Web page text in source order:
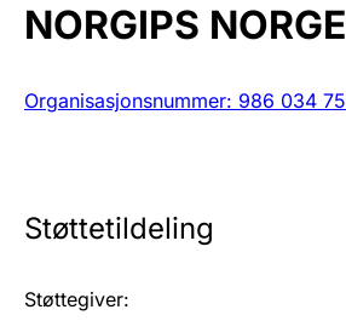
NORGIPS
Organisasjonsnummer: 986 034
Støttetildeling
Støttegiver: